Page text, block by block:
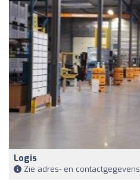
Logis
Zie adres- en contactgegevens